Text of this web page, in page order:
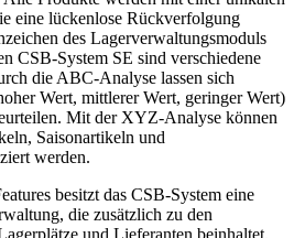
eine lückenlose Rückverfolgung
des Lagerverwaltungsmoduls
CSB-System SE sind verschiedene
die ABC-Analyse lassen sich
Wert, mittlerer Wert, geringer Wert)
Mit der XYZ-Analyse können
Saisonartikeln und
werden.
besitzt das CSB-System eine
die zusätzlich zu den